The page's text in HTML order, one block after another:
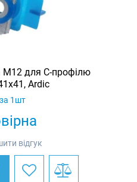
для C-профілю
Ardic
1шт
відгук